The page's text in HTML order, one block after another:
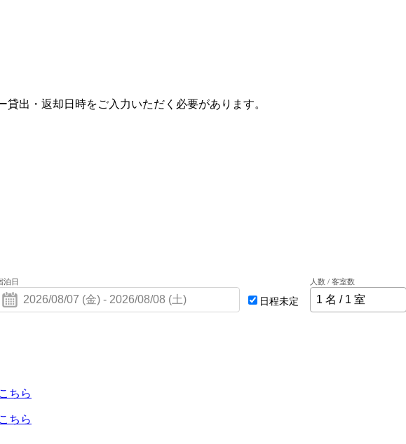
出・返却日時をご入力いただく必要があります。
泊日
日程未定
人数 / 客室数
ちら
ちら